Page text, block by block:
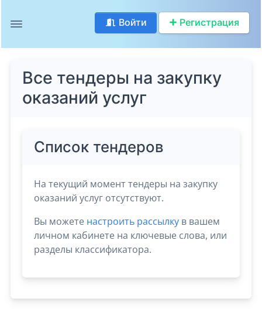
Войти Регистрация
Все тендеры на закупку
оказаний услуг
Список тендеров
На текущий момент тендеры на закупку
оказаний услуг отсутствуют.
Вы можете настроить рассылку в вашем
личном кабинете на ключевые слова, или
разделы классификатора.